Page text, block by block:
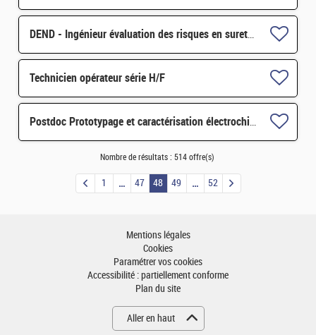
DEND - Ingénieur évaluation des risques en sureté / sécurité H/F
Technicien opérateur série H/F
Postdoc Prototypage et caractérisation électrochimique de batteries tout-solide H/F
Nombre de résultats : 514 offre(s)
1 47 48 49 52
Mentions légales
Cookies
Paramétrer vos cookies
Accessibilité : partiellement conforme
Plan du site
Aller en haut